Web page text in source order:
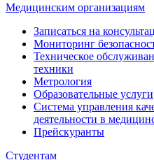
Медицинским организациям
Записаться на
Мониторинг
Техническое
техники
Метрология
Образовательные услуги
Система управления
деятельности в
Прейскуранты
Студентам